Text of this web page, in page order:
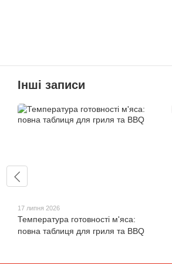
Інші записи
17 липня 2026
Температура готовності м'яса:
повна таблиця для гриля та BBQ